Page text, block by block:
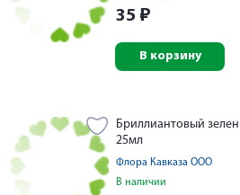
35 ₽
В корзину
Бриллиантовый
25мл
Флора Кавказа ООО
В наличии